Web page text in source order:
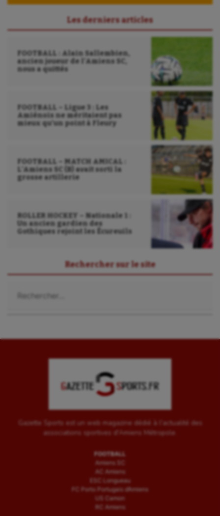
Les derniers articles
FOOTBALL : Alain Sallembien,
ancien joueur de l’Amiens SC,
nous a quittés
FOOTBALL – Ligue 3 : Les
Amiénois ne méritaient pas
mieux qu’un point à Fleury
FOOTBALL – MATCH AMICAL :
L’Amiens SC (B) avait sorti la
grosse artillerie
ROLLER HOCKEY – Nationale 1 :
Un ancien gardien des
Gothiques rejoint les Écureuils
Rechercher sur le site
Gazette Sports est un web magazine dédié à l'actualité des
associations sportives d'Amiens Métropole.
FOOTBALL
Amiens SC
AC Amiens
ESC Longueau
FC Porto Portugais d’Amiens
US Camon
RC Amiens